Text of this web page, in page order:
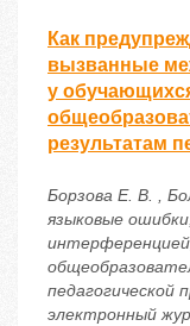
Как
вызванные
у
результатам
Борзова Е. В. ,
языковые
педагогической
электронный